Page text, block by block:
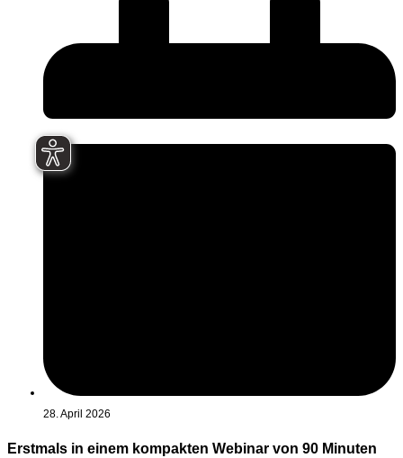
28. April 2026
Erstmals in einem kompakten Webinar von 90 Minuten